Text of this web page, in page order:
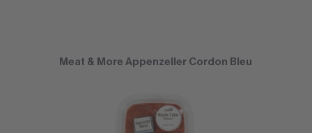
Meat & More Appenzeller Cordon Bleu